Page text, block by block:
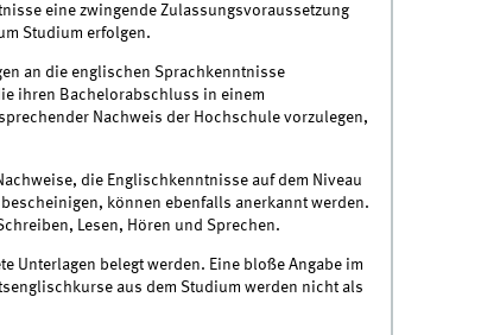
eine zwingende Zulassungsvoraussetzung
Studium erfolgen.
an die englischen Sprachkenntnisse
ihren Bachelorabschluss in einem
Nachweis der Hochschule vorzulegen,
die Englischkenntnisse auf dem Niveau
können ebenfalls anerkannt werden.
Lesen, Hören und Sprechen.
Unterlagen belegt werden. Eine bloße Angabe im
aus dem Studium werden nicht als